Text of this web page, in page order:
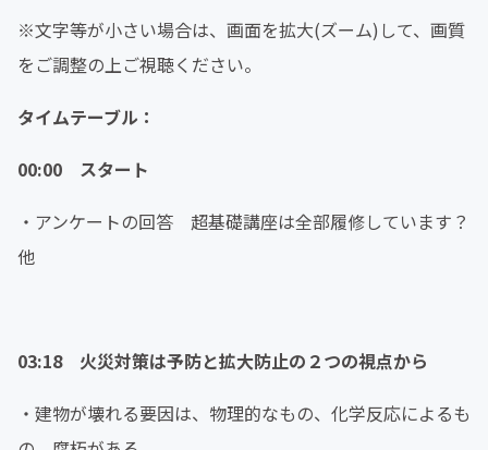
※文字等が小さい場合は、画面を拡大(ズーム)して、画質
をご調整の上ご視聴ください。
タイムテーブル：
00:00 スタート
・アンケートの回答 超基礎講座は全部履修しています？
他
03:18 火災対策は予防と拡大防止の２つの視点から
・建物が壊れる要因は、物理的なもの、化学反応によるも